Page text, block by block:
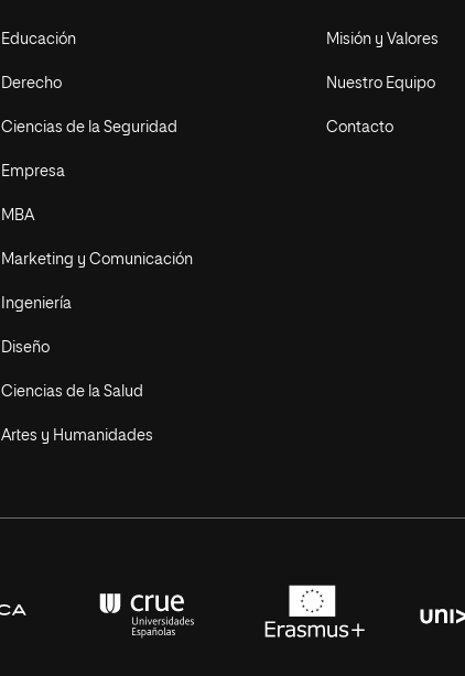
Educación
Derecho
Ciencias de la Seguridad
Empresa
MBA
Marketing y Comunicación
Ingeniería
Diseño
Ciencias de la Salud
Artes y Humanidades
Misión y Valores
Nuestro Equipo
Contacto